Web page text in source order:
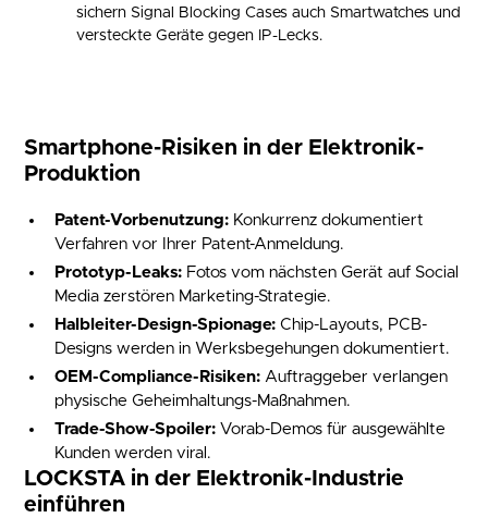
sichern Signal Blocking Cases auch Smartwatches und
versteckte Geräte gegen IP-Lecks.
Smartphone-Risiken in der Elektronik-
Produktion
Patent-Vorbenutzung: Konkurrenz dokumentiert
Verfahren vor Ihrer Patent-Anmeldung.
Prototyp-Leaks: Fotos vom nächsten Gerät auf Social
Media zerstören Marketing-Strategie.
Halbleiter-Design-Spionage: Chip-Layouts, PCB-
Designs werden in Werksbegehungen dokumentiert.
OEM-Compliance-Risiken: Auftraggeber verlangen
physische Geheimhaltungs-Maßnahmen.
Trade-Show-Spoiler: Vorab-Demos für ausgewählte
Kunden werden viral.
LOCKSTA in der Elektronik-Industrie
einführen